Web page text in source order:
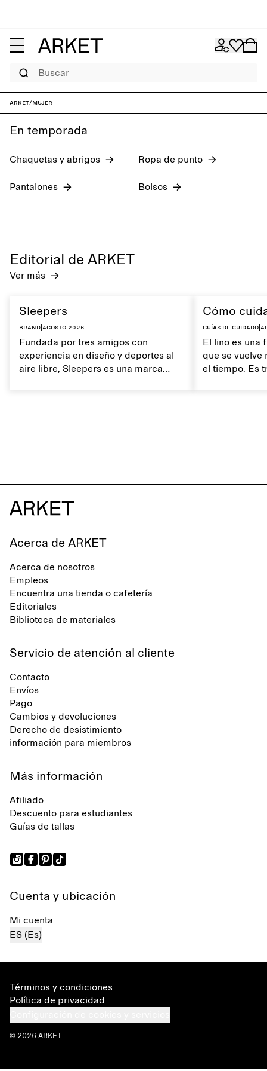
Buscar
ARKET/Mujer
En temporada
Chaquetas y abrigos Ropa de punto
Pantalones Bolsos
Editorial de ARKET
Ver más
Sleepers
Brand agosto 2026
Fundada por tres amigos con
experiencia en diseño y deportes al
aire libre, Sleepers es una marca
Cómo
Guías de cuidado|
El lino es una
que se vuelve
el tiempo. Es
Acerca de ARKET
Acerca de nosotros
Empleos
Encuentra una tienda o cafetería
Editoriales
Biblioteca de materiales
Servicio de atención al cliente
Contacto
Envíos
Pago
Cambios y devoluciones
Derecho de desistimiento
información para miembros
Más información
Afiliado
Descuento para estudiantes
Guías de tallas
Cuenta y ubicación
Mi cuenta
ES (Es)
Términos y condiciones
Política de privacidad
© 2026 ARKET